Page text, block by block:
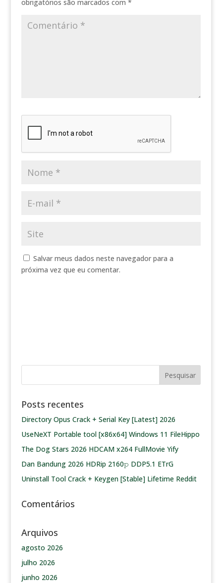
obrigatórios são marcados com *
Salvar meus dados neste navegador para a
próxima vez que eu comentar.
Posts recentes
Directory Opus Crack + Serial Key [Latest] 2026
UseNeXT Portable tool [x86x64] Windows 11 FileHippo
The Dog Stars 2026 HDCAM x264 FullMovie Yify
Dan Bandung 2026 HDRip 2160𝚙 DDP5.1 ETrG
Uninstall Tool Crack + Keygen [Stable] Lifetime Reddit
Comentários
Arquivos
agosto 2026
julho 2026
junho 2026